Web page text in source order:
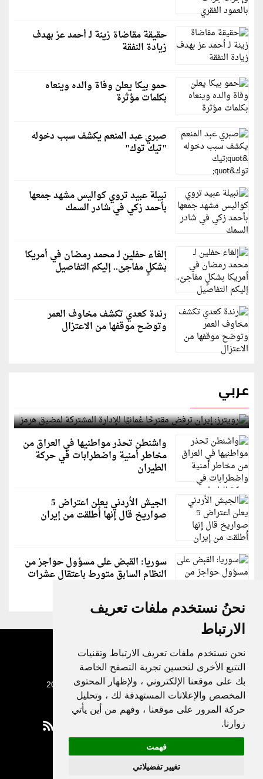
نحنُ نستخدم ملفات تعريف
الارتباط
نحن نستخدم ملفات تعريف الارتباط وتقنيات
التتبع الأخرى لتحسين تجربة التصفح الخاصة
بك على موقعنا الإلكتروني ، ولإظهار المحتوى
المخصص والإعلانات المستهدفة لك ، وتحليل
حركة المرور على موقعنا ، وفهم من أين يأتي
زوارنا.
فهمت
تغيير تفضيلاتي
حقيقة مقاضاة زينة لـ أحمد عز بهدف
زيادة النفقة
حمو بيكا يعلن وفاة والده وينعاه
بكلمات مؤثرة
صبري عبد المنعم يكشف سبب دخوله
"تيك توك"
نبيلة عبيد تروي كواليس مشهد جمعها
بأحمد زكي في شادر السمك
إلغاء حفلين لـ محمد رمضان في أمريكا
بشكلٍ مفاجئ.. إليكم التفاصيل
رندة كعدي تكشف مخاوف العمر
وتوضح موقفها من الاعتزال
عربي
رويترز: إيران ترفض مقترحًا عُمانيًا للإدارة المشتركة
لمضيق هرمز
واشنطن تحذر مواطنيها في العراق من
مخاطر أمنية واضطرابات في حركة
الطيران
الجيش الأردني يعلن اعتراض 5
صواريخ قال إنها أُطلقت من إيران
سوريا: القبض على مسؤول حواجز من
النظام السابق متورط باعتقال عشرات
جميع الحقوق محفوظة لدنيا الوطن © 2003 - 2022
Privacy Policy